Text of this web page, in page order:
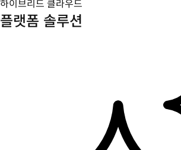
하이브리드 클라우드
플랫폼 솔루션